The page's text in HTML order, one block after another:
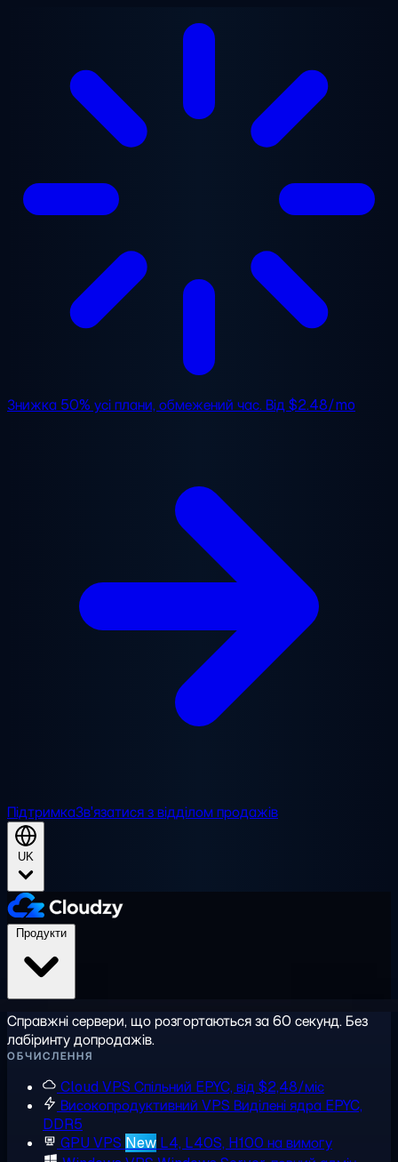
Знижка 50% усі плани, обмежений час. Від$2.48/mo
ПідтримкаЗв'язатися з відділом продажів
UK
Справжні сервери, що розгортаються за 60 секунд. Без
лабіринту допродажів.
ОБЧИСЛЕННЯ
Cloud VPS Спільний EPYC, від $2,48/міс
Високопродуктивний VPS Виділені ядра EPYC,
DDR5
GPU VPS New L4, L40S, H100 на вимогу